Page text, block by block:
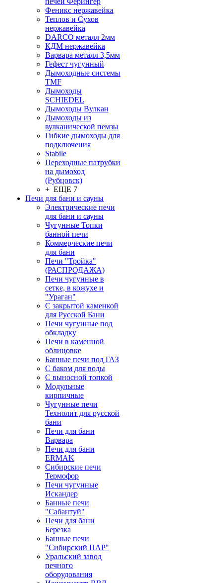
Феникс нержавейка
Теплов и Сухов
нержавейка
DARCO металл 2мм
КДМ нержавейка
Варвара металл 3,5мм
Гефест чугунный
Дымоходные системы
TMF
Дымоходы
SCHIEDEL
Дымоходы Вулкан
Дымоходы из
вулканической пемзы
Гибкие дымоходы для
подключения
Stabile
Переходные патрубки
на дымоход
(Рубцовск)
+ ЕЩЕ 7
Печи для бани и сауны
Электрические печи
для бани и сауны
Чугунные Топки
банной печи
Коммерческие печи
для бани
Печи "Тройка"
(РАСПРОДАЖА)
Печи чугунные в
сетке, в кожухе и
"Ураган"
С закрытой каменкой
для Русской Бани
Печи чугунные под
обкладку
Печи в каменной
облицовке
Банные печи под ГАЗ
С баком для воды
С выносной топкой
Модульные
кирпичные
Чугунные печи
Технолит для русской
бани
Печи для бани
Варвара
Печи для бани
ERMAK
Сибирские печи
Термофор
Печи чугунные
Искандер
Банные печи
"Сабантуй"
Печи для бани
Березка
Банные печи
"Сибирский ПАР"
Уральский завод
печного
оборудования